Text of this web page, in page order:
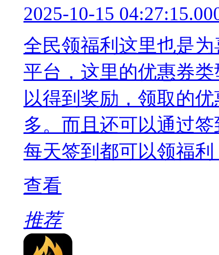
2025-10-15
全民领福利这里也是
平台，这里的优惠券
以得到奖励，领取的
多。而且还可以通过
每天签到都可以领福
查看
推荐